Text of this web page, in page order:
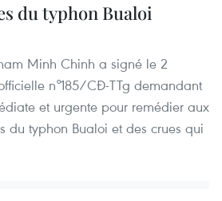
du typhon Bualoi
Minh Chinh a signé le 2
n°185/CĐ-TTg demandant
et urgente pour remédier aux
du typhon Bualoi et des crues qui